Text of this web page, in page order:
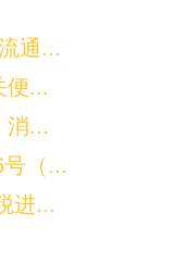
通...
便...
消...
（...
进...